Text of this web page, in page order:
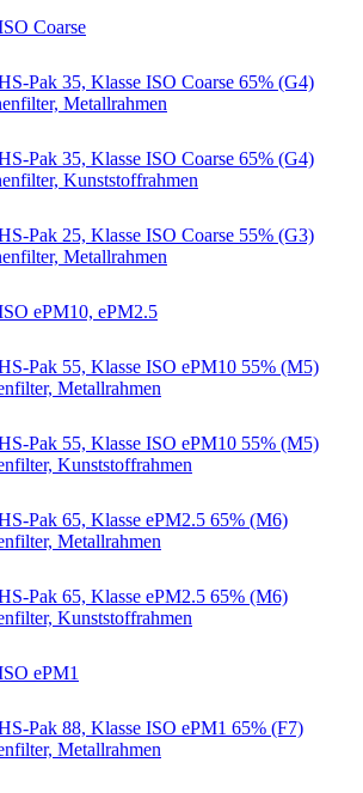
Coarse
Pak 35, Klasse ISO Coarse 65% (G4)
Metallrahmen
Pak 35, Klasse ISO Coarse 65% (G4)
Kunststoffrahmen
Pak 25, Klasse ISO Coarse 55% (G3)
Metallrahmen
ePM10, ePM2.5
Pak 55, Klasse ISO ePM10 55% (M5)
Metallrahmen
Pak 55, Klasse ISO ePM10 55% (M5)
Kunststoffrahmen
Pak 65, Klasse ePM2.5 65% (M6)
Metallrahmen
Pak 65, Klasse ePM2.5 65% (M6)
Kunststoffrahmen
ePM1
Pak 88, Klasse ISO ePM1 65% (F7)
Metallrahmen